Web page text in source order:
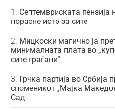
Септемвриската пензија
порасне исто за сите
Мицкоски магично ја
минималната плата во
сите граѓани“
Грчка партија во Србија
споменикот „Мајка
Сад